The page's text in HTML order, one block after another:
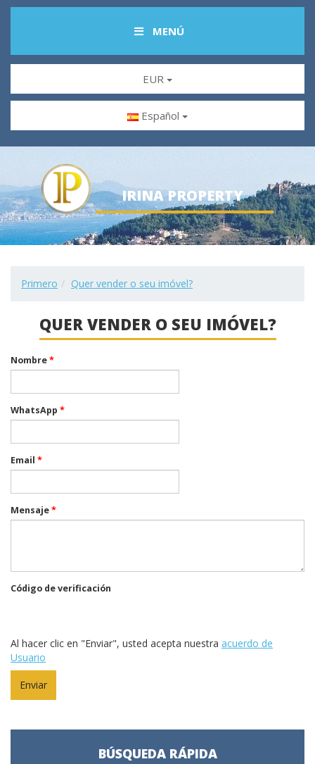
MENÚ
EUR
Español
IRINA PROPERTY
Primero Quer vender o seu imóvel?
QUER VENDER O SEU IMÓVEL?
Nombre*
WhatsApp *
Email *
Mensaje*
Código de verificación
Al hacer clic en "Enviar", usted acepta nuestra acuerdo de
Usuario
BÚSQUEDA RÁPIDA